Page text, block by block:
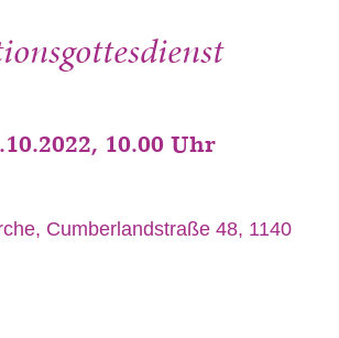
10.00 Uhr
Cumberlandstraße 48, 1140